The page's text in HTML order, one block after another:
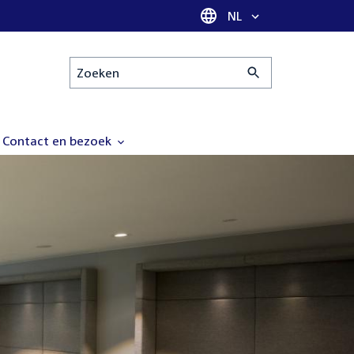
Taal selectie
NL
Zoeken
Contact en bezoek